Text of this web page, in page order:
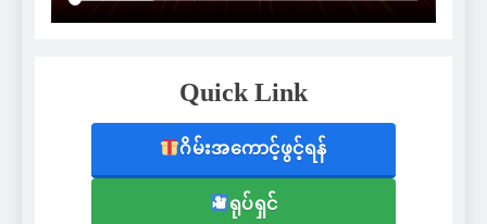
Quick Link
ဂိမ်းအကောင့်ဖွင့်ရန်
ရုပ်ရှင်